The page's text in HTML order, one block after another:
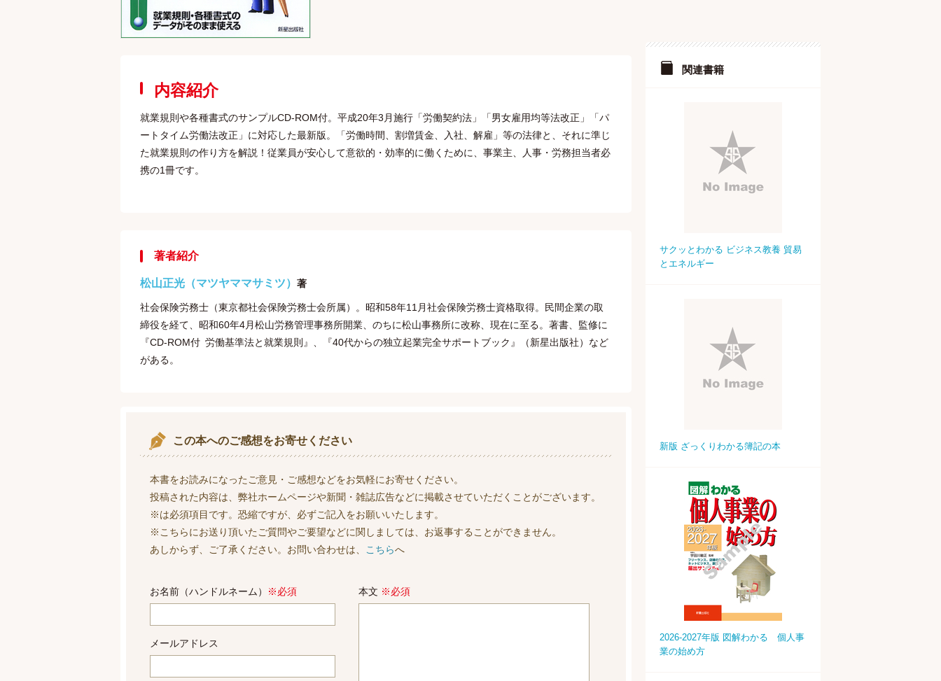
内容紹介
就業規則や各種書式のサンプルCD-ROM付。平成20年3月施行「労働契約法」「男女雇用均等法改正」「パ
ートタイム労働法改正」に対応した最新版。「労働時間、割増賃金、入社、解雇」等の法律と、それに準じ
た就業規則の作り方を解説！従業員が安心して意欲的・効率的に働くために、事業主、人事・労務担当者必
携の1冊です。
著者紹介
松山正光（マツヤママサミツ） 著
社会保険労務士（東京都社会保険労務士会所属）。昭和58年11月社会保険労務士資格取得。民間企業の取
締役を経て、昭和60年4月松山労務管理事務所開業、のちに松山事務所に改称、現在に至る。著書、監修に
『CD-ROM付 労働基準法と就業規則』、『40代からの独立起業完全サポートブック』（新星出版社）など
がある。
この本へのご感想をお寄せください
本書をお読みになったご意見・ご感想などをお気軽にお寄せください。
投稿された内容は、弊社ホームページや新聞・雑誌広告などに掲載させていただくことがございます。
※は必須項目です。恐縮ですが、必ずご記入をお願いいたします。
※こちらにお送り頂いたご質問やご要望などに関しましては、お返事することができません。
あしからず、ご了承ください。お問い合わせは、
こちらへ
お名前（ハンドルネーム） ※必須
メールアドレス
本文 ※必須
関連書籍
サクッとわかる ビジネス教養 貿易
とエネルギー
新版 ざっくりわかる簿記の本
2026-2027年版 図解わかる 個人事
業の始め方